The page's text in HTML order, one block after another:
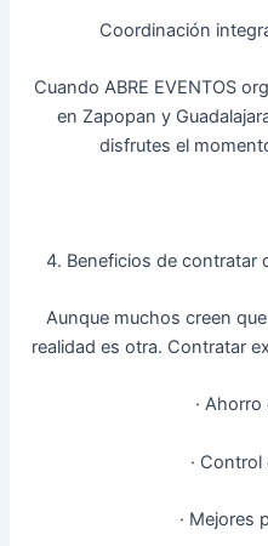
Coordinación
Cuando ABRE EVENTOS
en Zapopan y
disfrutes el
4. Beneficios de contratar
Aunque muchos creen
realidad es otra. Contratar
·
·
· Mejores